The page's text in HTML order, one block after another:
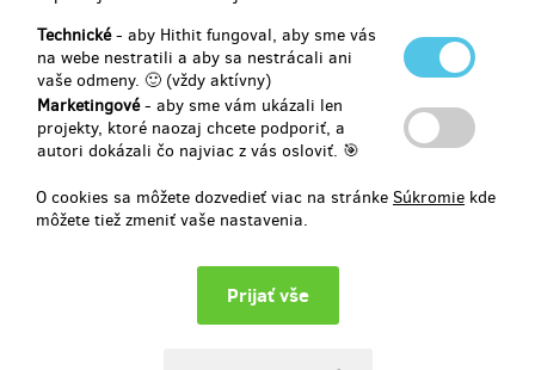
Technické- aby Hithit fungoval, aby sme vás
na webe nestratili a aby sa nestrácali ani
vaše odmeny. 🙂 (vždy aktívny)
Marketingové- aby sme vám ukázali len
projekty, ktoré naozaj chcete podporiť, a
autori dokázali čo najviac z vás osloviť. 🎯
O cookies sa môžete dozvedieť viac na stránke Súkromie kde
môžete tiež zmeniť vaše nastavenia.
predané 7
Zelená, modrá a Warrenův woucher (osobní
odběr)
Koupili jste si červenou jedničku, ale pak jste na Warrena
zapomněli? Myslíte si, že první díly jsou pro saláty? Že jste to vy,
tak se nezlobíme! Zajistíte si zelenou knihu WARREN XIII. A
ŠEPTAJÍCÍ LES a modrou knihu WARREN XIII. A PROKLETÉ